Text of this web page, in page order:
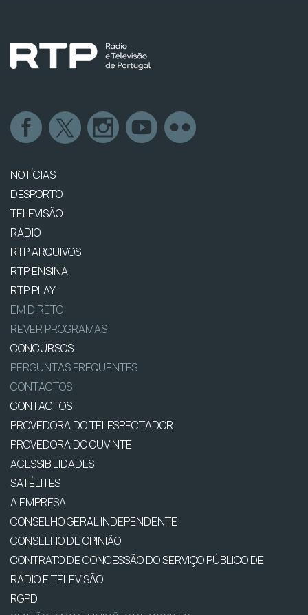
NOTÍCIAS
DESPORTO
TELEVISÃO
RÁDIO
RTP ARQUIVOS
RTP ENSINA
RTP PLAY
EM DIRETO
REVER PROGRAMAS
CONCURSOS
PERGUNTAS FREQUENTES
CONTACTOS
CONTACTOS
PROVEDORA DO TELESPECTADOR
PROVEDORA DO OUVINTE
ACESSIBILIDADES
SATÉLITES
A EMPRESA
CONSELHO GERAL INDEPENDENTE
CONSELHO DE OPINIÃO
CONTRATO DE CONCESSÃO DO SERVIÇO PÚBLICO DE
RÁDIO E TELEVISÃO
RGPD